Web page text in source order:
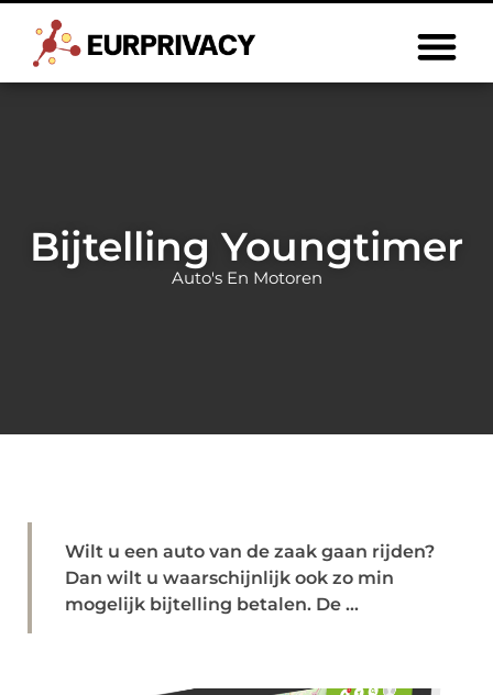
Bijtelling Youngtimer
Auto's En Motoren
Wilt u een auto van de zaak gaan rijden?
Dan wilt u waarschijnlijk ook zo min
mogelijk bijtelling betalen. De ...